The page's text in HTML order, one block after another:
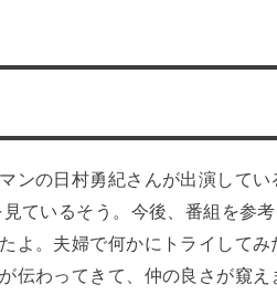
ンの日村勇紀さんが出演して
ているそう。今後、番組を参
よ。夫婦で何かにトライして
伝わってきて、仲の良さが窺え